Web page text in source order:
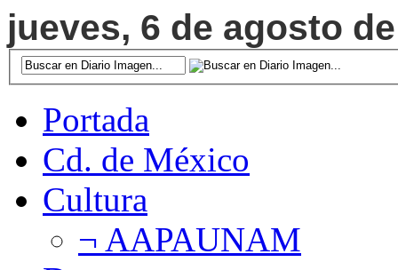
jueves, 6 de agosto
Portada
Cd. de México
Cultura
¬ AAPAUNAM